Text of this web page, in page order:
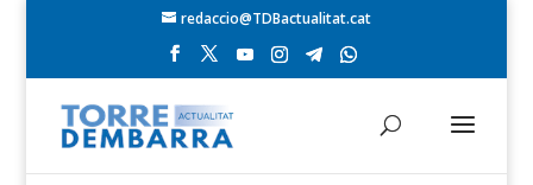
redaccio@TDBactualitat.cat